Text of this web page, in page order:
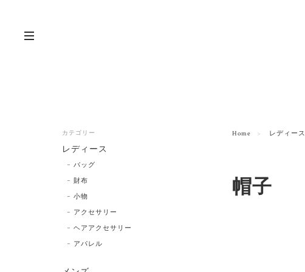
Home レディース
帽子
カテゴリー
レディース
バッグ
財布
小物
アクセサリー
ヘアアクセサリー
アパレル